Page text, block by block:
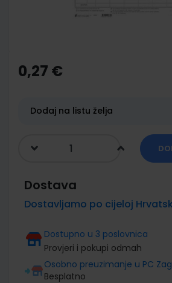
the
beginning
gallery
0,27 €
Dodaj na listu želja
Dostava
Dostavljamo po cijeloj
Dostupno u 3 poslovnica
Provjeri i pokupi odmah
Osobno preuzimanje u PC
Besplatno